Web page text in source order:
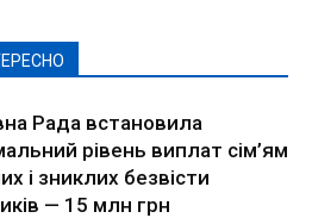
Рада встановила
рівень виплат сім’ям
і зниклих безвісти
— 15 млн грн